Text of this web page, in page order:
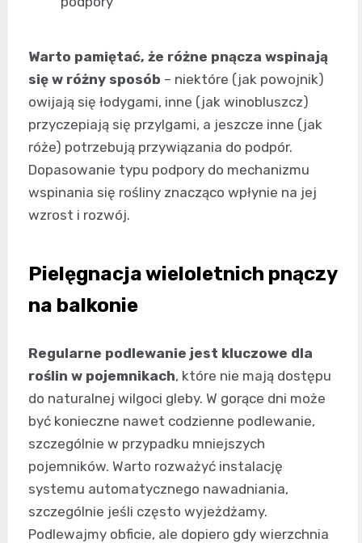
Warto pamiętać, że różne pnącza wspinają
się w różny sposób – niektóre (jak powojnik)
owijają się łodygami, inne (jak winobluszcz)
przyczepiają się przylgami, a jeszcze inne (jak
róże) potrzebują przywiązania do podpór.
Dopasowanie typu podpory do mechanizmu
wspinania się rośliny znacząco wpłynie na jej
wzrost i rozwój.
Pielęgnacja wieloletnich pnączy
na balkonie
Regularne podlewanie jest kluczowe dla
roślin w pojemnikach, które nie mają dostępu
do naturalnej wilgoci gleby. W gorące dni może
być konieczne nawet codzienne podlewanie,
szczególnie w przypadku mniejszych
pojemników. Warto rozważyć instalację
systemu automatycznego nawadniania,
szczególnie jeśli często wyjeżdżamy.
Podlewajmy obficie, ale dopiero gdy wierzchnia